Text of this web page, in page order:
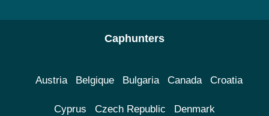
Caphunters
Austria Belgique Bulgaria Canada Croatia
Cyprus Czech Republic Denmark